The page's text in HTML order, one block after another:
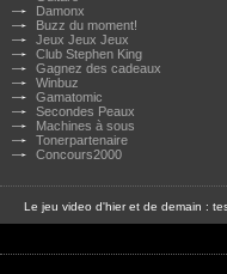
Damonx
Buzz du moment!
Jeux Jeux Jeux
Club Stephen King
Gagnez des cadeaux
Winbuz
Gamatomic
Secondes Peaux
Machines à sous
Tonerpartenaire
Concours2000
Le jeu video d'hier et de demain :